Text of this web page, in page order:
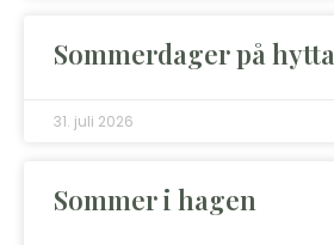
Sommerdager på hytta
31. juli 2026
Sommer i hagen